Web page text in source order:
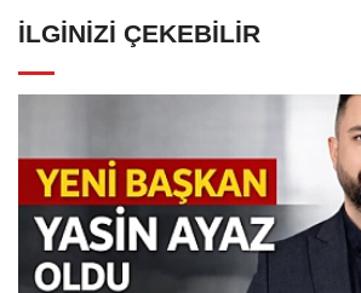
İLGINIZI ÇEKEBILIR